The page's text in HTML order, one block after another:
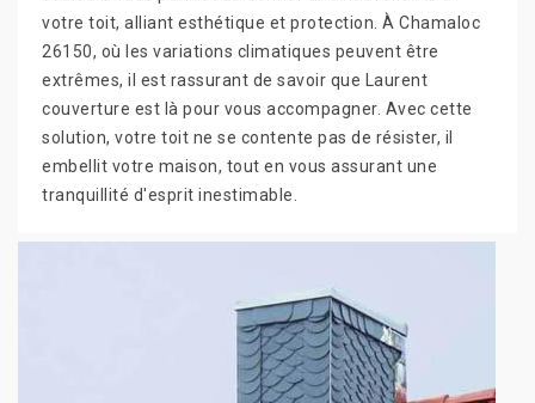
votre toit, alliant esthétique et protection. À Chamaloc
26150, où les variations climatiques peuvent être
extrêmes, il est rassurant de savoir que Laurent
couverture est là pour vous accompagner. Avec cette
solution, votre toit ne se contente pas de résister, il
embellit votre maison, tout en vous assurant une
tranquillité d'esprit inestimable.